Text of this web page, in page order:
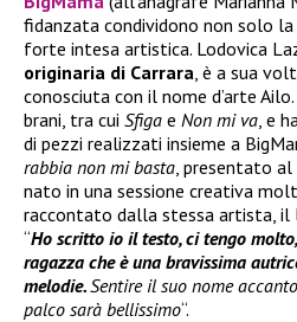
fidanzata condividono non solo
forte intesa artistica. Lodovica
originaria di Carrara , è a sua
conosciuta con il nome d’arte
brani, tra cui Sfiga e Non mi va , e
di pezzi realizzati insieme a
rabbia non mi basta , presentato
nato in una sessione creativa
raccontato dalla stessa artista, il
“Ho scritto io il testo, ci tengo
ragazza che è una bravissima
melodie.Sentire il suo nome
palco sarà bellissimo“.